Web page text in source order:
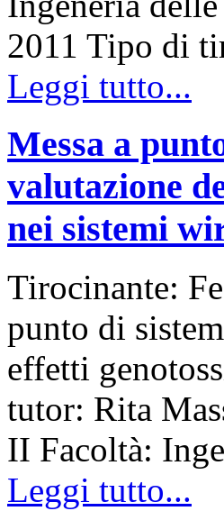
2011 Tipo di
Leggi tutto...
Messa a
valutazione
nei sistemi
Tirocinante:
punto di
effetti
tutor: Rita
II Facoltà:
Leggi tutto...